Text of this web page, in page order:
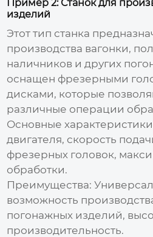
Пример 2: Станок для
изделий
Этот тип станка
производства вагонки,
наличников и других
оснащен фрезерными
дисками, которые
различные операции
Основные
двигателя, скорость
фрезерных головок,
обработки.
Преимущества:
возможность
погонажных изделий,
производительность.